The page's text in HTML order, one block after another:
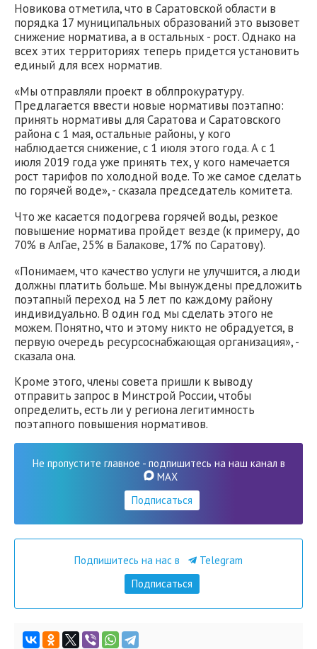
Новикова отметила, что в Саратовской области в
порядка 17 муниципальных образований это вызовет
снижение норматива, а в остальных - рост. Однако на
всех этих территориях теперь придется установить
единый для всех норматив.
«Мы отправляли проект в облпрокуратуру.
Предлагается ввести новые нормативы поэтапно:
принять нормативы для Саратова и Саратовского
района с 1 мая, остальные районы, у кого
наблюдается снижение, с 1 июля этого года. А с 1
июля 2019 года уже принять тех, у кого намечается
рост тарифов по холодной воде. То же самое сделать
по горячей воде», - сказала председатель комитета.
Что же касается подогрева горячей воды, резкое
повышение норматива пройдет везде (к примеру, до
70% в АлГае, 25% в Балакове, 17% по Саратову).
«Понимаем, что качество услуги не улучшится, а люди
должны платить больше. Мы вынуждены предложить
поэтапный переход на 5 лет по каждому району
индивидуально. В один год мы сделать этого не
можем. Понятно, что и этому никто не обрадуется, в
первую очередь ресурсоснабжающая организация», -
сказала она.
Кроме этого, члены совета пришли к выводу
отправить запрос в Минстрой России, чтобы
определить, есть ли у региона легитимность
поэтапного повышения нормативов.
Не пропустите главное - подпишитесь на наш канал в
MAX
Подписаться
Подпишитесь на нас в
Telegram
Подписаться